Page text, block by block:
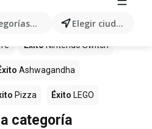
productos... Elegir ciudad
tiendas Éxito
Éxito Nintendo Switch
Ashwagandha
Pizza Éxito LEGO
categoría